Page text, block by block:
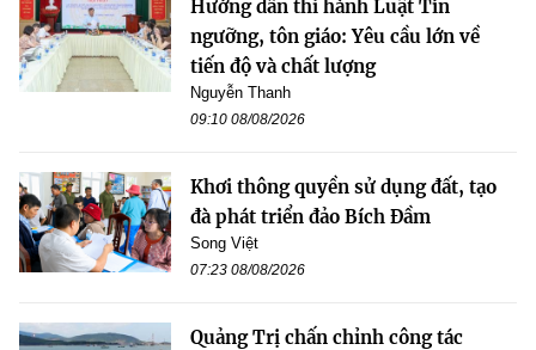
Hướng dẫn thi hành Luật Tín
ngưỡng, tôn giáo: Yêu cầu lớn về
tiến độ và chất lượng
Nguyễn Thanh
09:10 08/08/2026
Khơi thông quyền sử dụng đất, tạo
đà phát triển đảo Bích Đầm
Song Việt
07:23 08/08/2026
Quảng Trị chấn chỉnh công tác